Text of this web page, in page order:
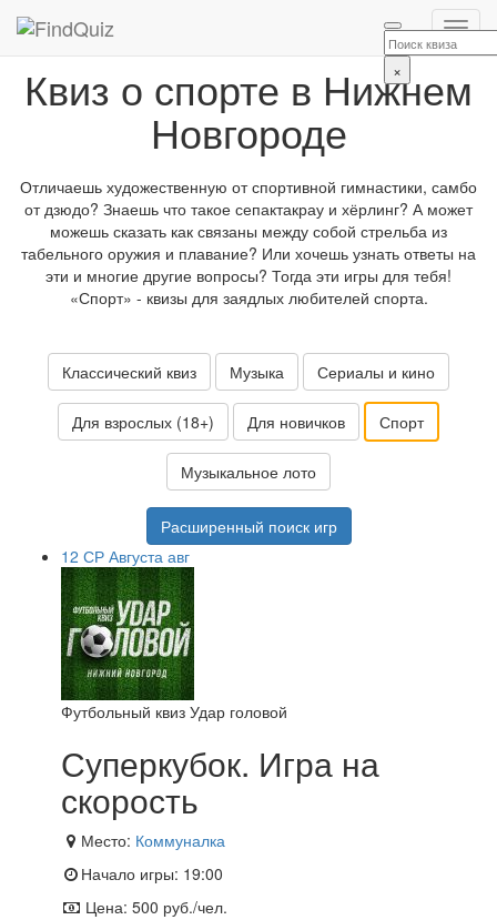
×
Квиз о спорте в Нижнем
Новгороде
Отличаешь художественную от спортивной гимнастики, самбо
от дзюдо? Знаешь что такое сепактакрау и хёрлинг? А может
можешь сказать как связаны между собой стрельба из
табельного оружия и плавание? Или хочешь узнать ответы на
эти и многие другие вопросы? Тогда эти игры для тебя!
«Спорт» - квизы для заядлых любителей спорта.
Классический квиз Музыка Сериалы и кино
Для взрослых (18+) Для новичков Спорт
Музыкальное лото
Расширенный поиск игр
12 СР Августа авг
Футбольный квиз Удар головой
Суперкубок. Игра на
скорость
Место: Коммуналка
Начало игры: 19:00
Цена: 500 руб./чел.